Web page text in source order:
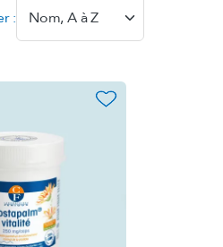
Magnésium marin
Voir le produit
: Nom, A à Z
favorite_border